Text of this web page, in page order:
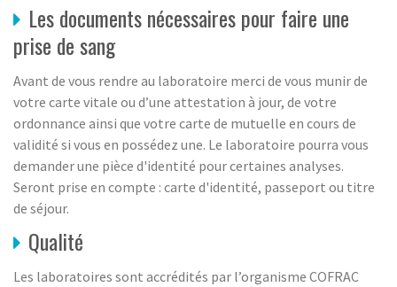
Les documents nécessaires pour faire une
prise de sang
Avant de vous rendre au laboratoire merci de vous munir de
votre carte vitale ou d’une attestation à jour, de votre
ordonnance ainsi que votre carte de mutuelle en cours de
validité si vous en possédez une. Le laboratoire pourra vous
demander une pièce d'identité pour certaines analyses.
Seront prise en compte : carte d'identité, passeport ou titre
de séjour.
Qualité
Les laboratoires sont accrédités par l’organisme COFRAC